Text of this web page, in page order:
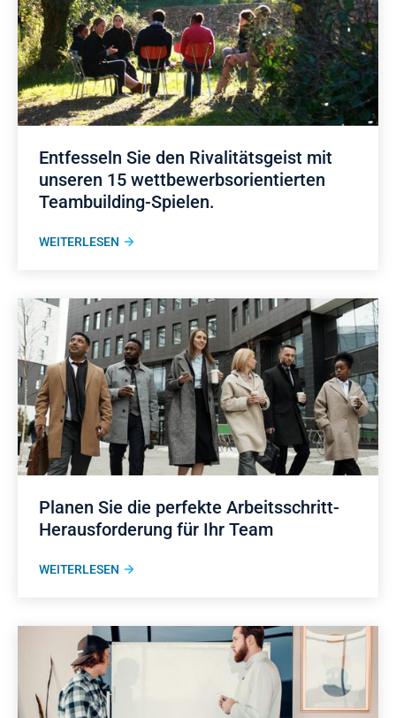
Entfesseln Sie den Rivalitätsgeist mit
unseren 15 wettbewerbsorientierten
Teambuilding-Spielen.
WEITERLESEN
Planen Sie die perfekte Arbeitsschritt-
Herausforderung für Ihr Team
WEITERLESEN